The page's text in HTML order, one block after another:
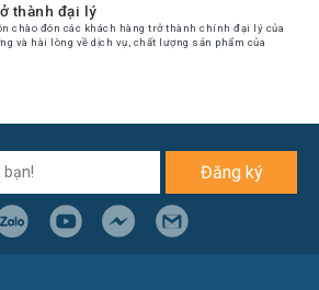
thành đại lý
chào đón các khách hàng trở thành chính đại lý của
và hài lòng về dịch vụ, chất lượng sản phẩm của
Đăng ký